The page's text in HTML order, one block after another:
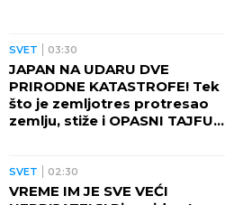
SVET 03:30
JAPAN NA UDARU DVE
PRIRODNE KATASTROFE! Tek
što je zemljotres protresao
zemlju, stiže i OPASNI TAJFUN:
SVET 02:30
VREME IM JE SVE VEĆI